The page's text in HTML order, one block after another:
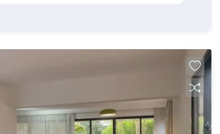
> Perto de comércio, escolas,
coberta
preço. Agende sua visita e